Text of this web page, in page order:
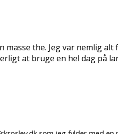
the. Jeg var nemlig
at bruge en hel dag på